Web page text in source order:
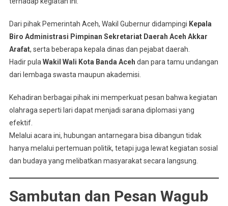
Dari pihak Pemerintah Aceh, Wakil Gubernur didampingi Kepala
Biro Administrasi Pimpinan Sekretariat Daerah Aceh Akkar
Arafat, serta beberapa kepala dinas dan pejabat daerah.
Hadir pulaWakil Wali Kota Banda Aceh dan para tamu undangan
dari lembaga swasta maupun akademisi.
Kehadiran berbagai pihak ini memperkuat pesan bahwa kegiatan
olahraga seperti lari dapat menjadi sarana diplomasi yang
efektif.
Melalui acara ini, hubungan antarnegara bisa dibangun tidak
hanya melalui pertemuan politik, tetapi juga lewat kegiatan sosial
dan budaya yang melibatkan masyarakat secara langsung.
Sambutan dan Pesan Wagub